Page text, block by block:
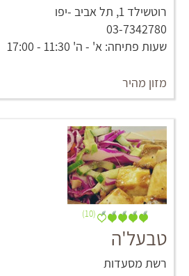
רוטשילד 1, תל אביב -יפו
03-7342780
שעות פתיחה: א' - ה' 11:30 - 17:00
מזון מהיר
(10)
טבעל'ה
רשת מסעדות